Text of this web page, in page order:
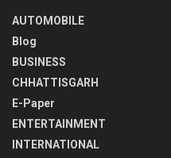
AUTOMOBILE
Blog
BUSINESS
CHHATTISGARH
E-Paper
ENTERTAINMENT
INTERNATIONAL